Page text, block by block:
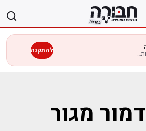
חדשות מאנשים — מהירה יותר בנייד להתקנה
מגור